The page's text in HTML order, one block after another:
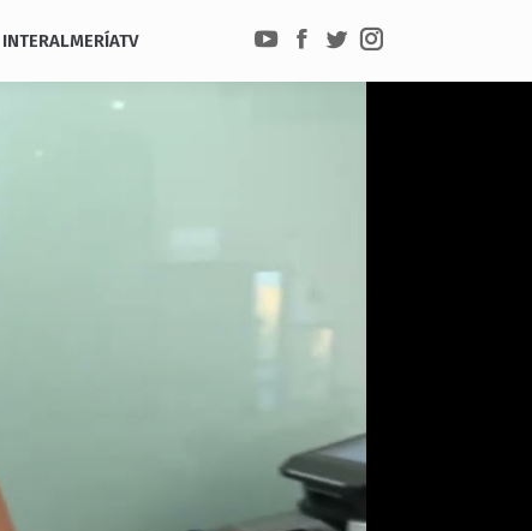
INTERALMERÍATV
YouTube
Facebook
TwitterInstagram